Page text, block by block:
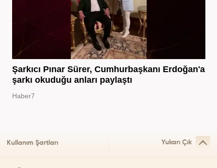
Şarkıcı Pınar Sürer, Cumhurbaşkanı Erdoğan'a
şarkı okuduğu anları paylaştı
Haber7
Kullanım Şartları Yukarı Çık